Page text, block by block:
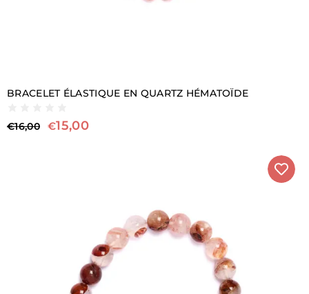
BRACELET ÉLASTIQUE EN QUARTZ HÉMATOÏDE
€16,00 €15,00